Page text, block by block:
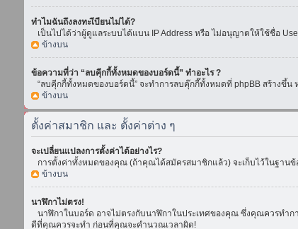
ทำไมฉันถึงลงทะเีบียนไม่ได้?
เป็นไปได้ว่าผู้ดูแลระบบได้แบน IP Address หรือ ไม่อนุญาตให้ใช้ชื่อ
ข้างบน
ข้อความที่ว่า “ลบคุีกกี้ทั้งหมดของบอร์ดนี้” ทำอะไร ?
“ลบคุีกกี้ทั้งหมดของบอร์ดนี้” จะทำการลบคุ๊กกี๊ทั้งหมดที่ phpBB สร้างขึ้
ข้างบน
ตั้งค่าสมาชิก และ ตั้งค่าต่าง ๆ
จะเปลี่ยนแปลงการตั้งค่าได้อย่างไร?
การตั้งค่าทั้งหมดของคุณ (ถ้าคุณได้สมัครสมาชิกแล้ว) จะเก็บไว้ในฐาน
ข้างบน
นาฬิกาไม่ตรง!
นาฬิกาในบอร์ด อาจไม่ตรงกับนาฬิกาในประเทศของคุณ ซึ่งคุณควรทำก
ดีที่คุณควรจะทำ ก่อนที่คุณจะคำนวณเวลาผิด!